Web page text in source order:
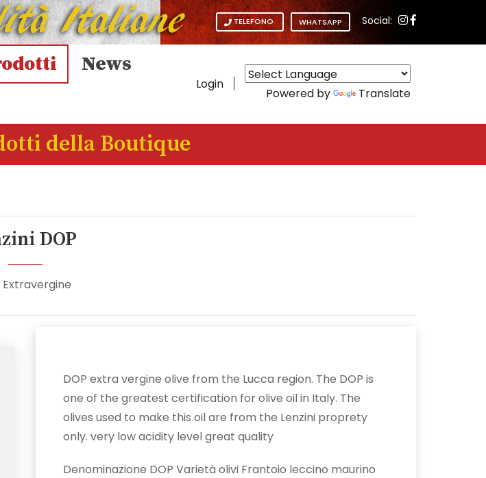
TELEFONO WHATSAPP Social:
News
Login
Powered by Translate
della Boutique
DOP
Extravergine
DOP extra vergine olive from the Lucca region. The DOP is
one of the greatest certification for olive oil in Italy. The
olives used to make this oil are from the Lenzini proprety
only. very low acidity level great quality
Denominazione DOP Varietà olivi Frantoio leccino maurino